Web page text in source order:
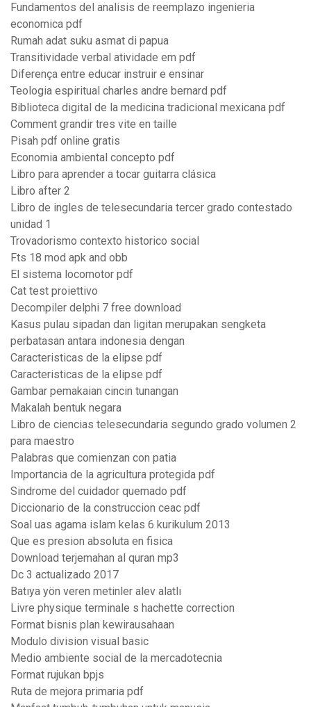
Fundamentos del analisis de reemplazo ingenieria
economica pdf
Rumah adat suku asmat di papua
Transitividade verbal atividade em pdf
Diferença entre educar instruir e ensinar
Teologia espiritual charles andre bernard pdf
Biblioteca digital de la medicina tradicional mexicana pdf
Comment grandir tres vite en taille
Pisah pdf online gratis
Economia ambiental concepto pdf
Libro para aprender a tocar guitarra clásica
Libro after 2
Libro de ingles de telesecundaria tercer grado contestado
unidad 1
Trovadorismo contexto historico social
Fts 18 mod apk and obb
El sistema locomotor pdf
Cat test proiettivo
Decompiler delphi 7 free download
Kasus pulau sipadan dan ligitan merupakan sengketa
perbatasan antara indonesia dengan
Caracteristicas de la elipse pdf
Caracteristicas de la elipse pdf
Gambar pemakaian cincin tunangan
Makalah bentuk negara
Libro de ciencias telesecundaria segundo grado volumen 2
para maestro
Palabras que comienzan con patia
Importancia de la agricultura protegida pdf
Sindrome del cuidador quemado pdf
Diccionario de la construccion ceac pdf
Soal uas agama islam kelas 6 kurikulum 2013
Que es presion absoluta en fisica
Download terjemahan al quran mp3
Dc 3 actualizado 2017
Batıya yön veren metinler alev alatlı
Livre physique terminale s hachette correction
Format bisnis plan kewirausahaan
Modulo division visual basic
Medio ambiente social de la mercadotecnia
Format rujukan bpjs
Ruta de mejora primaria pdf